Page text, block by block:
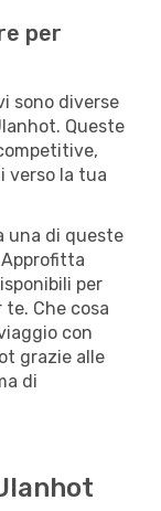
per
sono diverse
Queste
verso la tua
una di queste
per
Che cosa
con
grazie alle
di